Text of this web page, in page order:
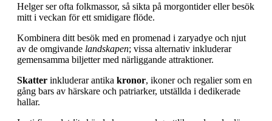
Helger ser ofta folkmassor, så sikta på morgontider eller besök
mitt i veckan för ett smidigare flöde.
Kombinera ditt besök med en promenad i zaryadye och njut
av de omgivande landskapen; vissa alternativ inkluderar
gemensamma biljetter med närliggande attraktioner.
Skatter inkluderar antika kronor, ikoner och regalier som en
gång bars av härskare och patriarker, utställda i dedikerade
hallar.